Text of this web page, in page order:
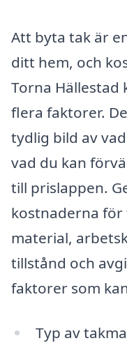
Att byta tak är
ditt hem, och
Torna Hällestad
flera faktorer.
tydlig bild av
vad du kan
till prislappen.
kostnaderna
material,
tillstånd och
faktorer som
Typ av